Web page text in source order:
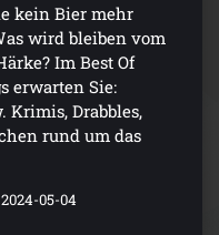
kein Bier mehr
wird bleiben vom
Im Best Of
erwarten Sie:
Krimis, Drabbles,
rund um das
2024-05-04